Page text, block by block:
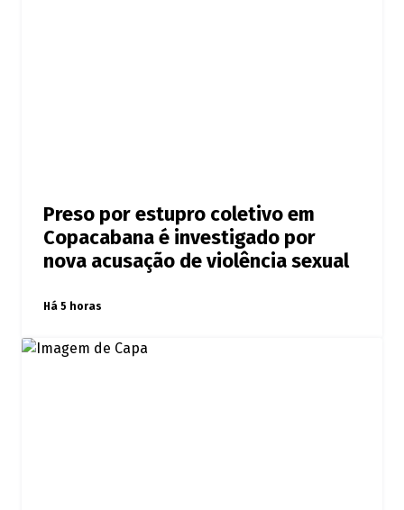
Preso por estupro coletivo em
Copacabana é investigado por
nova acusação de violência sexual
Há 5 horas